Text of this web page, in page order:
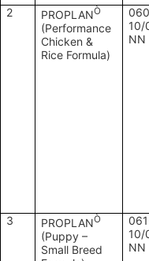
2 PROPLANÒ
(Performance
Chicken &
Rice Formula)
10/
NN
3 PROPLANÒ
(Puppy –
Small Breed
10/
NN